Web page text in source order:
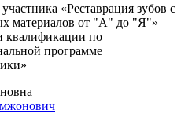
«Реставрация зубов с
материалов от "А" до "Я"»
квалификации по
программе